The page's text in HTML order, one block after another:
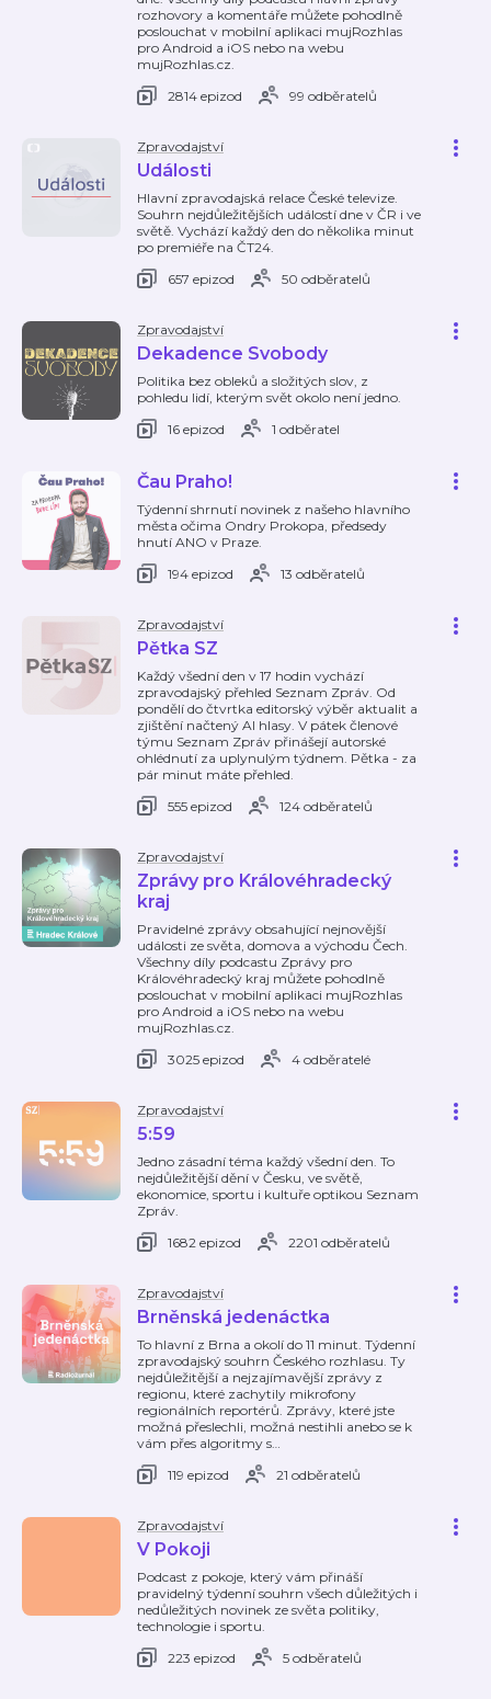
rozhovory a komentáře můžete pohodlně
poslouchat v mobilní aplikaci mujRozhlas
pro Android a iOS nebo na webu
mujRozhlas.cz.
2814 epizod
99 odběratelů
Zpravodajství
Události
Hlavní zpravodajská relace České televize.
Souhrn nejdůležitějších událostí dne v ČR i ve
světě. Vychází každý den do několika minut
po premiéře na ČT24.
657 epizod
50 odběratelů
Zpravodajství
Dekadence Svobody
Politika bez obleků a složitých slov, z
pohledu lidí, kterým svět okolo není jedno.
16 epizod
1 odběratel
Čau Praho!
Týdenní shrnutí novinek z našeho hlavního
města očima Ondry Prokopa, předsedy
hnutí ANO v Praze.
194 epizod
13 odběratelů
Zpravodajství
Pětka SZ
Každý všední den v 17 hodin vychází
zpravodajský přehled Seznam Zpráv. Od
pondělí do čtvrtka editorský výběr aktualit a
zjištění načtený AI hlasy. V pátek členové
týmu Seznam Zpráv přinášejí autorské
ohlédnutí za uplynulým týdnem. Pětka - za
pár minut máte přehled.
555 epizod
124 odběratelů
Zpravodajství
Zprávy pro Královéhradecký
kraj
Pravidelné zprávy obsahující nejnovější
události ze světa, domova a východu Čech.
Všechny díly podcastu Zprávy pro
Královéhradecký kraj můžete pohodlně
poslouchat v mobilní aplikaci mujRozhlas
pro Android a iOS nebo na webu
mujRozhlas.cz.
3025 epizod
4 odběratelé
Zpravodajství
5:59
Jedno zásadní téma každý všední den. To
nejdůležitější dění v Česku, ve světě,
ekonomice, sportu i kultuře optikou Seznam
Zpráv.
1682 epizod
2201 odběratelů
Zpravodajství
Brněnská jedenáctka
To hlavní z Brna a okolí do 11 minut. Týdenní
zpravodajský souhrn Českého rozhlasu. Ty
nejdůležitější a nejzajímavější zprávy z
regionu, které zachytily mikrofony
regionálních reportérů. Zprávy, které jste
možná přeslechli, možná nestihli anebo se k
vám přes algoritmy s…
119 epizod
21 odběratelů
Zpravodajství
V Pokoji
Podcast z pokoje, který vám přináší
pravidelný týdenní souhrn všech důležitých i
nedůležitých novinek ze světa politiky,
technologie i sportu.
223 epizod
5 odběratelů